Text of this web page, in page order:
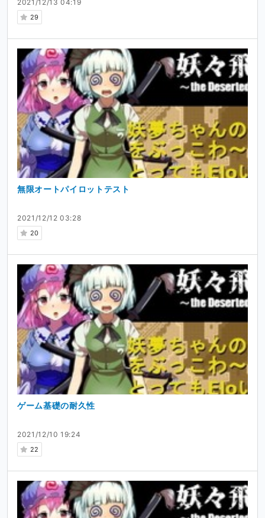
2021/12/13 04:19
29
2021/12/12 03:28
20
無限オートパイロットテスト
2021/12/10 19:24
22
ゲーム基礎の耐久性